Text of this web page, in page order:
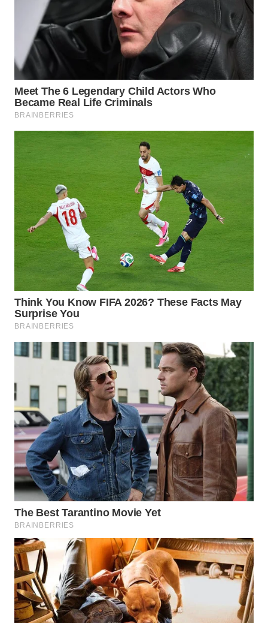
SUMEDANG
WN
CIANJUR
WN
KEPULAUAN
SERIBU
BINJAI
WN
CIREBON
WN
INDRAMAYU
WN
WN
SUBANG
WN
SUKABUMI
WN
PURWAKARTA
WN
PRIANGAN
TIMUR
WN
SEMARANG